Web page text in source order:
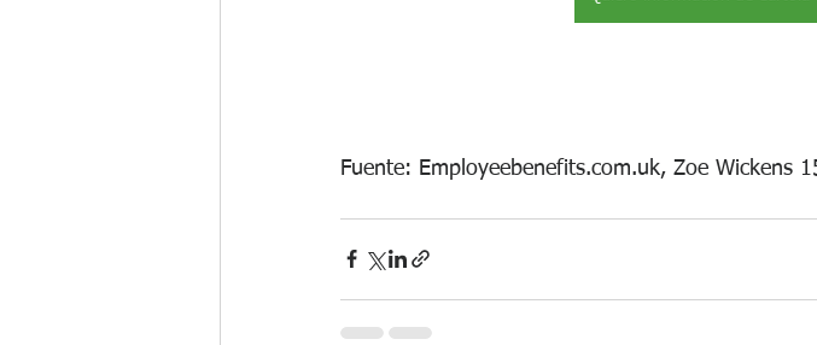
Fuente: Employeebenefits.com.uk, Zoe Wickens